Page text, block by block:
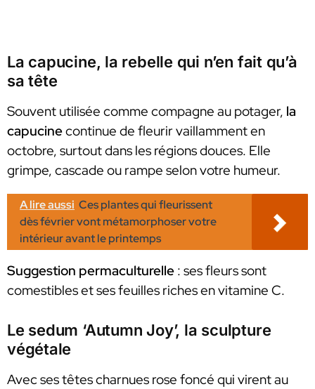
La capucine, la rebelle qui n’en fait qu’à
sa tête
Souvent utilisée comme compagne au potager, la
capucinecontinue de fleurir vaillamment en
octobre, surtout dans les régions douces. Elle
grimpe, cascade ou rampe selon votre humeur.
A lire aussi Ces plantes qui fleurissent
dès février vont métamorphoser votre
intérieur avant le printemps
Suggestion permaculturelle : ses fleurs sont
comestibles et ses feuilles riches en vitamine C.
Le sedum ‘Autumn Joy’, la sculpture
végétale
Avec ses têtes charnues rose foncé qui virent au